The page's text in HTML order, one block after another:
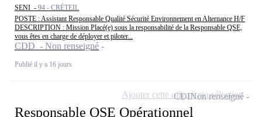
SENI - 94 - CRÉTEIL
POSTE : Assistant Responsable Qualité Sécurité Environnement en Alternance H/F
DESCRIPTION : Mission Placé(e) sous la responsabilité de la Responsable QSE,
vous êtes en charge de déployer et piloter...
CDD - Non renseigné
Publié il y a 16 jours
Responsable QSE Opérationnel
CDINon renseigné
Ajouter cette offre à ma sélection